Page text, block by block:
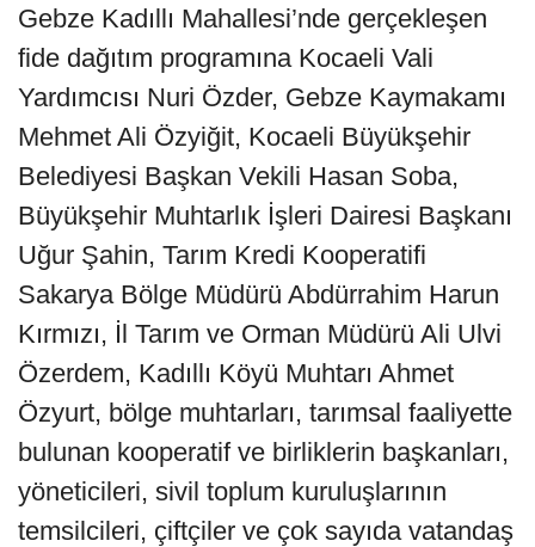
Gebze Kadıllı Mahallesi’nde gerçekleşen
fide dağıtım programına Kocaeli Vali
Yardımcısı Nuri Özder, Gebze Kaymakamı
Mehmet Ali Özyiğit, Kocaeli Büyükşehir
Belediyesi Başkan Vekili Hasan Soba,
Büyükşehir Muhtarlık İşleri Dairesi Başkanı
Uğur Şahin, Tarım Kredi Kooperatifi
Sakarya Bölge Müdürü Abdürrahim Harun
Kırmızı, İl Tarım ve Orman Müdürü Ali Ulvi
Özerdem, Kadıllı Köyü Muhtarı Ahmet
Özyurt, bölge muhtarları, tarımsal faaliyette
bulunan kooperatif ve birliklerin başkanları,
yöneticileri, sivil toplum kuruluşlarının
temsilcileri, çiftçiler ve çok sayıda vatandaş